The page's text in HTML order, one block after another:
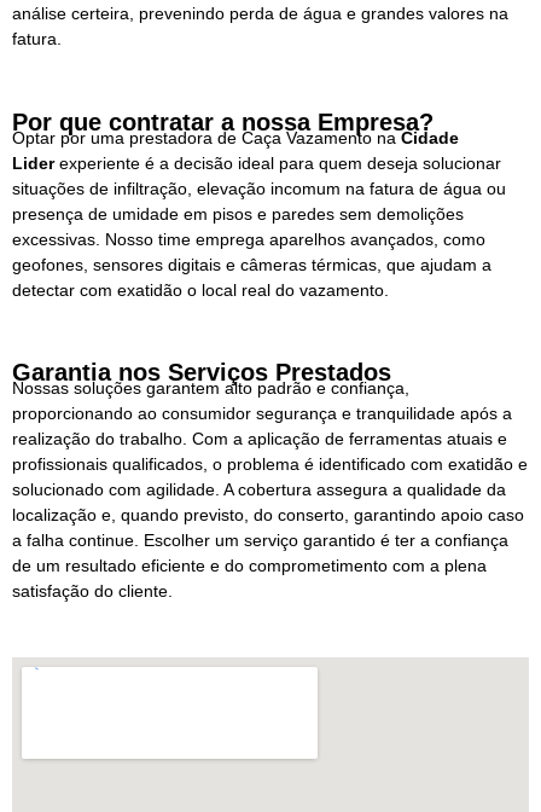
análise certeira, prevenindo perda de água e grandes valores na
fatura.
Por que contratar a nossa Empresa?
Optar por uma prestadora de Caça Vazamento na Cidade
Liderexperiente é a decisão ideal para quem deseja solucionar
situações de infiltração, elevação incomum na fatura de água ou
presença de umidade em pisos e paredes sem demolições
excessivas. Nosso time emprega aparelhos avançados, como
geofones, sensores digitais e câmeras térmicas, que ajudam a
detectar com exatidão o local real do vazamento.
Garantia nos Serviços Prestados
Nossas soluções garantem alto padrão e confiança,
proporcionando ao consumidor segurança e tranquilidade após a
realização do trabalho. Com a aplicação de ferramentas atuais e
profissionais qualificados, o problema é identificado com exatidão e
solucionado com agilidade. A cobertura assegura a qualidade da
localização e, quando previsto, do conserto, garantindo apoio caso
a falha continue. Escolher um serviço garantido é ter a confiança
de um resultado eficiente e do comprometimento com a plena
satisfação do cliente.